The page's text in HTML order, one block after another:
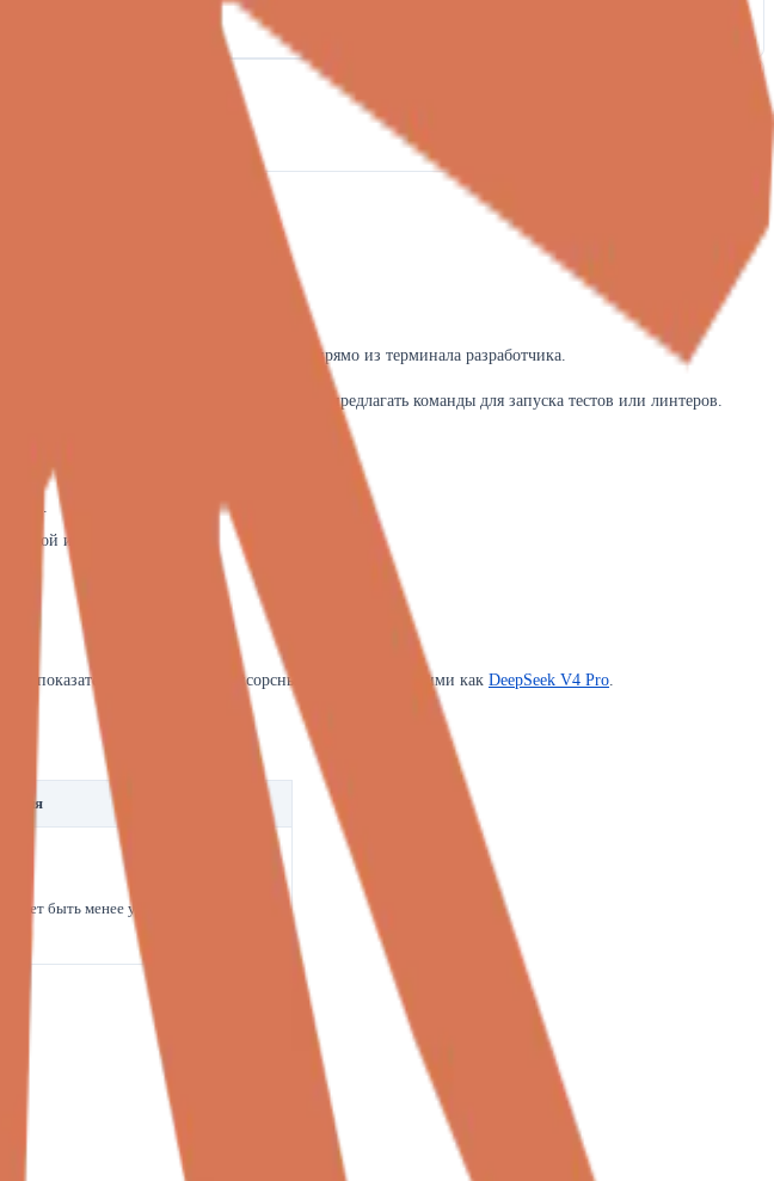
мощнейшим моделям семейства Claude прямо из терминала разработчика.
директорий и даже самостоятельно предлагать команды для запуска тестов или линтеров.
изменений.
их показатели с топовыми опенсорсными моделями, такими как DeepSeek V4 Pro.
быть менее удобен, чем чат в IDE.